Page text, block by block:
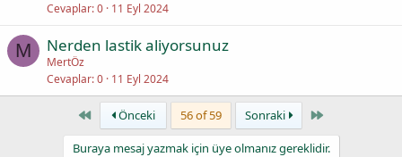
Cevaplar 0 11 Eyl 2024
M Nerden lastik aliyorsunuz
MertÖz
Cevaplar 0 11 Eyl 2024
First Önceki 56 of 59 Sonraki Last
Buraya mesaj yazmak için üye olmanız gereklidir.